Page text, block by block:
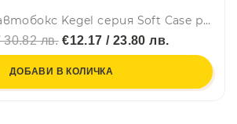
Покривало за автобокс Kegel серия Soft Case размер L черно 175-205cm
30.82 лв.€12.17 / 23.80 лв.
ДОБАВИ В КОЛИЧКА